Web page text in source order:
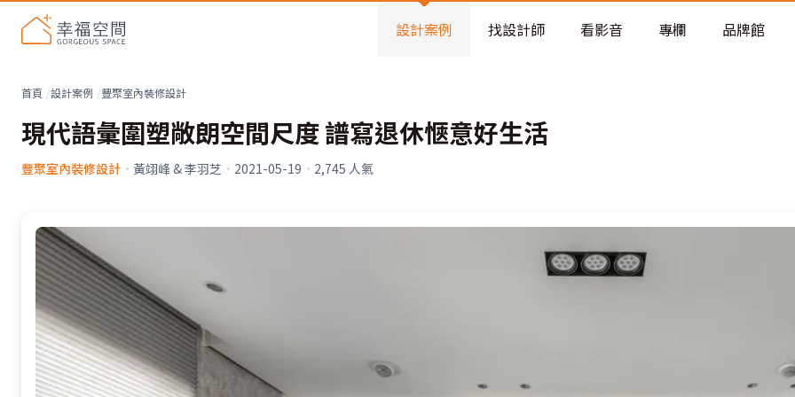
看不見的居家風險和翻新關鍵
老屋預算分配與高 CP 值煥新術
設計案例 找設計師 看影音 專欄 品牌館
首頁 設計案例 豐聚室內裝修設計
現代語彙圍塑敞朗空間尺度 譜寫退休愜意好生活
豐聚室內裝修設計 · 黃翊峰 & 李羽芝 · 2021-05-19 · 2,745 人氣